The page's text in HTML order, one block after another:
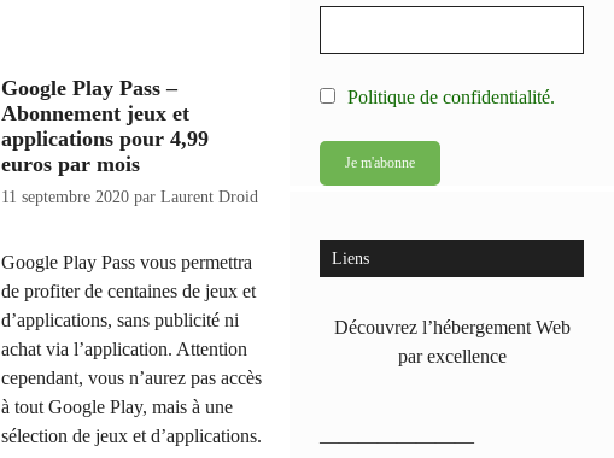
Google Play Pass –
Abonnement jeux et
applications pour 4,99
euros par mois
11 septembre 2020 parLaurent Droid
Google Play Pass vous permettra
de profiter de centaines de jeux et
d’applications, sans publicité ni
achat via l’application. Attention
cependant, vous n’aurez pas accès
à tout Google Play, mais à une
sélection de jeux et d’applications.
Politique de confidentialité.
Liens
Découvrez l’hébergement Web
par excellence
————————